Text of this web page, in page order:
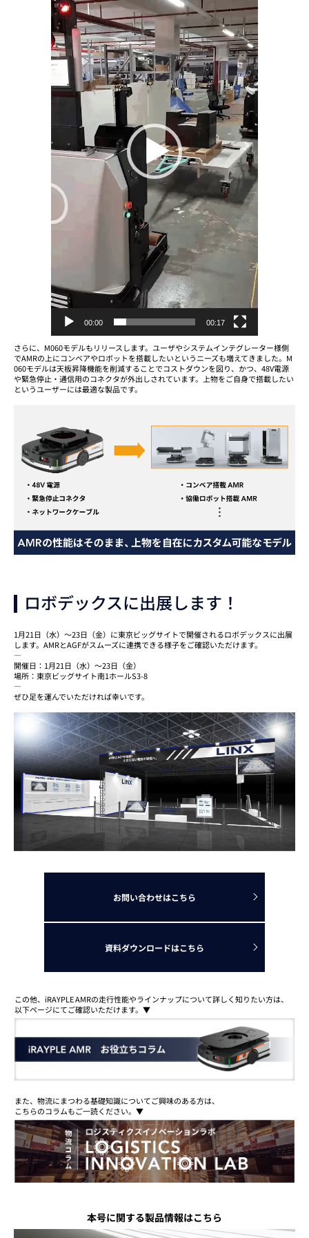
プ
レ
ー
ヤ
ー
00:00 00:17
さらに、M060モデルもリリースします。ユーザやシステムインテグレーター様側
でAMRの上にコンベアやロボットを搭載したいというニーズも増えてきました。M
060モデルは天板昇降機能を削減することでコストダウンを図り、かつ、48V電源
や緊急停止・通信用のコネクタが外出しされています。上物をご自身で搭載したい
というユーザーには最適な製品です。
ロボデックスに出展します！
1月21日（水）～23日（金）に東京ビッグサイトで開催されるロボデックスに出展
します。AMRとAGFがスムーズに連携できる様子をご確認いただけます。
—
開催日：1月21日（水）～23日（金）
場所：東京ビッグサイト南1ホールS3-8
—
ぜひ足を運んでいただければ幸いです。
お問い合わせはこちら
資料ダウンロードはこちら
この他、iRAYPLE AMRの走行性能やラインナップについて詳しく知りたい方は、
以下ページにてご確認いただけます。▼
また、物流にまつわる基礎知識についてご興味のある方は、
こちらのコラムもご一読ください。▼
本号に関する製品情報はこちら